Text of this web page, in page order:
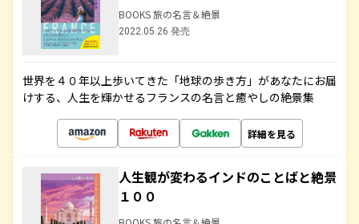
BOOKS 旅の名言＆絶景
2022.05.26 発売
世界を４０年以上歩いてきた「地球の歩き方」があなたにお届
けする、人生を輝かせるフランスの名言と癒やしの絶景集
詳細を見る
人生観が変わるインドのことばと絶景
１００